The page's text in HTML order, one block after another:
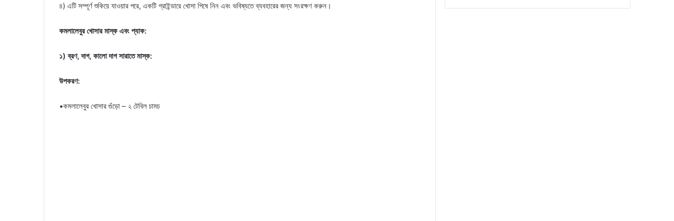
৪) এটি সম্পূর্ণ শুকিয়ে যাওয়ার পরে, একটি গ্রাইন্ডারে খোসা পিষে নিন এবং ভবিষ্যতে ব্যবহারের জন্য সংরক্ষণ করুন।
কমলালেবুর খোসার মাস্ক এবং প্যাক:
১) ব্রণ, দাগ, কালো দাগ সারাতে মাস্ক:
উপকরণ:
•কমলালেবুর খোসার গুঁড়ো – ২ টেবিল চামচ